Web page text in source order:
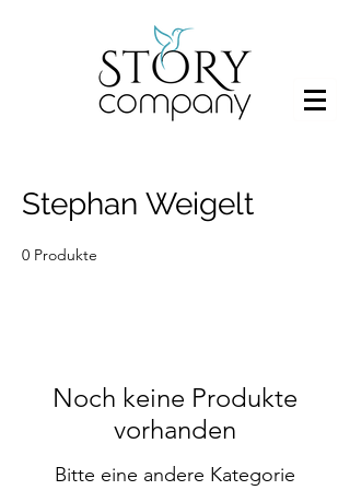
Stephan Weigelt
0 Produkte
Noch keine Produkte
vorhanden
Bitte eine andere Kategorie